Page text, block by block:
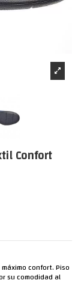
Confort
confort. Piso
su comodidad al